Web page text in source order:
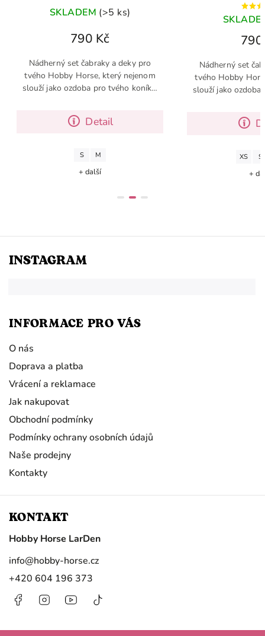
SKLADEM (>5 ks)
790 Kč
Detail
Nádherný set čabraky a deky pro
tvého Hobby Horse, který nejenom
slouží jako ozdoba pro tvého koníka,
Materiál: PES
+ další
SKLADEM
790
Nádherný set
tvého Hobby
slouží jako ozdoba
Materiál:
XS
+ další
INSTAGRAM
INFORMACE PRO VÁS
O nás
Doprava a platba
Vrácení a reklamace
Jak nakupovat
Obchodní podmínky
Podmínky ochrany osobních údajů
Naše prodejny
Kontakty
KONTAKT
Hobby Horse LarDen
info@hobby-horse.cz
+420 604 196 373
FacebookInstagramhttps://www.youtube.com/